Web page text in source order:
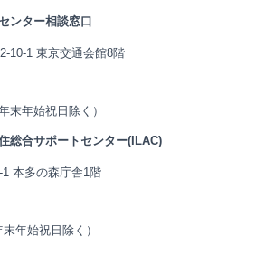
ンター相談窓口
10-1 東京交通会館8階
末年始祝日除く）
総合サポートセンター(ILAC)
本多の森庁舎1階
年始祝日除く）